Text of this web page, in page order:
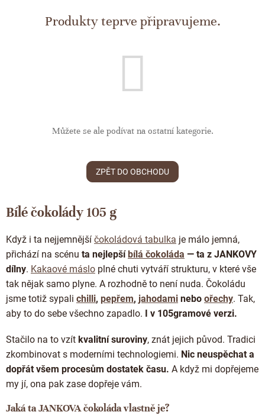
Bílá čokoláda
Kusové pralinky a lanýže
Svatební čokolády
Vánoční čokolády
JANEK Merchandise
Exkluzivní (limitované) spolupráce
Čokoládové krémy
Proteinová čokoláda
Obaleno v čokoládě
Snídaňové kaše
Káva - Coffeespot
Ořechy a ovoce
Doplňkový prodej
Kakaová hmota
Kakaové slupky
Čokoláda k dalšímu zpracování
Produkty teprve připravujeme.
Můžete se ale podívat na ostatní kategorie.
ZPĚT DO OBCHODU
Bílé čokolády 105 g
Když i ta nejjemnější čokoládová tabulka je málo jemná,
přichází na scénu ta nejlepší bílá čokoláda — ta z JANKOVY
dílny. Kakaové máslo plné chuti vytváří strukturu, v které vše
tak nějak samo plyne. A rozhodně to není nuda. Čokoládu
jsme totiž sypali chilli, pepřem, jahodami nebo ořechy. Tak,
aby to do sebe všechno zapadlo. I v 105gramové verzi.
Stačilo na to vzít kvalitní suroviny, znát jejich původ. Tradici
zkombinovat s moderními technologiemi. Nic neuspěchat a
dopřát všem procesům dostatek času. A když mi dopřejeme
my jí, ona pak zase dopřeje vám.
Jaká ta JANKOVA čokoláda vlastně je?